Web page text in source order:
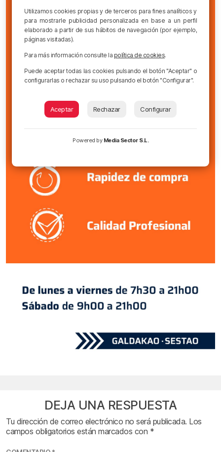
DEJA UNA RESPUESTA
Tu dirección de correo electrónico no será publicada. Los
campos obligatorios están marcados con *
Utilizamos cookies propias y de terceros para fines analíticos y
para mostrarle publicidad personalizada en base a un perfil
elaborado a partir de sus hábitos de navegación (por ejemplo,
páginas visitadas).
Para más información consulte la política de cookies.
Puede aceptar todas las cookies pulsando el botón "Aceptar" o
configurarlas o rechazar su uso pulsando el botón "Configurar".
Aceptar Rechazar Configurar
Powered by Media Sector S.L.